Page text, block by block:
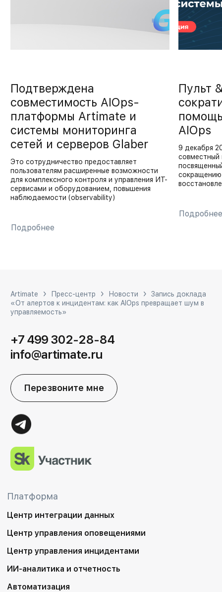
Подтверждена
совместимость AIOps-
платформы Artimate и
системы мониторинга
сетей и серверов Glaber
Это сотрудничество предоставляет
пользователям расширенные возможности
для комплексного контроля и управления ИТ-
сервисами и оборудованием, повышения
наблюдаемости (observability)
Подробнее
Пульт
AIOps
9 декабря
совместный
сокращению
Подробнее
Artimate Пресс-центр Новости
Запись доклада
«От алертов к инцидентам: как AIOps превращает шум в
управляемость»
+7 499 302-28-84
info@artimate.ru
Перезвоните мне
Платформа
Центр интеграции данных
Центр управления оповещениями
Центр управления инцидентами
ИИ-аналитика и отчетность
Автоматизация